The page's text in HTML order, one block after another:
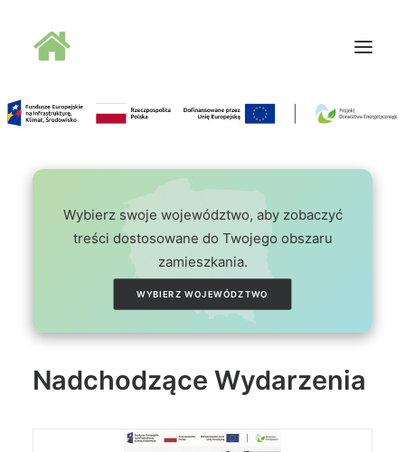
Aktualności
Oferta finansowania
Wyszukiwanie
Wybierz swoje województwo, aby zobaczyć
treści dostosowane do Twojego obszaru
zamieszkania.
WYBIERZ WOJEWÓDZTWO
Nadchodzące Wydarzenia